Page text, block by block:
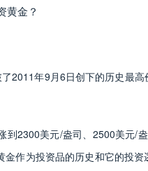
黄金？
2011年9月6日创下的历史最
2300美元/盎司、2500美元/
作为投资品的历史和它的投